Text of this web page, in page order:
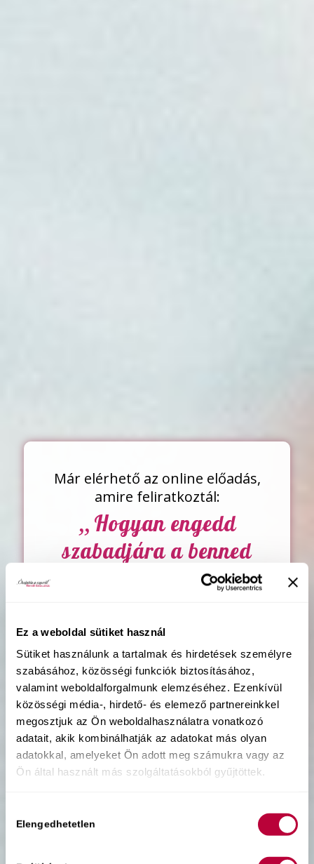
Ez a weboldal sütiket használ
Sütiket használunk a tartalmak és hirdetések személyre
szabásához, közösségi funkciók biztosításához,
valamint weboldalforgalmunk elemzéséhez. Ezenkívül
közösségi média-, hirdető- és elemező partnereinkkel
megosztjuk az Ön weboldalhasználatra vonatkozó
adatait, akik kombinálhatják az adatokat más olyan
adatokkal, amelyeket Ön adott meg számukra vagy az
Ön által használt más szolgáltatásokból gyűjtöttek.
kiválasztása
Elengedhetetlen
Már elérhető az online előadás,
amire feliratkoztál:
„ Hogyan engedd
szabadjára a benned
lakozó gyönyörteli nőt
ismered igazán a
tested és a vágyaid?”
Kattints a lejátszásra, és már indul
is az előadás!
Nézd meg, mert ígérem, a végére
érteni fogod, hogy nem vagy rosszul
bekötve, ha eddig nem élvezted